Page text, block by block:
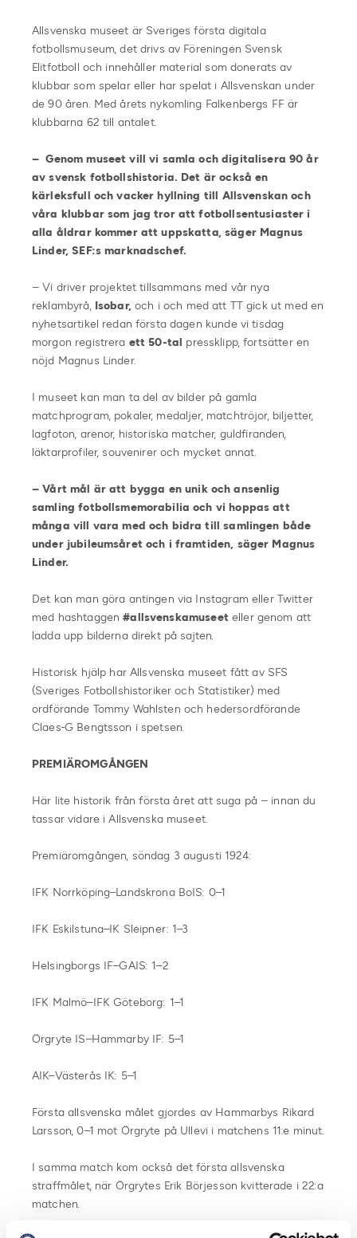
Allsvenska museet är Sveriges första digitala
fotbollsmuseum, det drivs av Föreningen Svensk
Elitfotboll och innehåller material som donerats av
klubbar som spelar eller har spelat i Allsvenskan under
de 90 åren. Med årets nykomling Falkenbergs FF är
klubbarna 62 till antalet.
– Genom museet vill vi samla och digitalisera 90 år
av svensk fotbollshistoria. Det är också en
kärleksfull och vacker hyllning till Allsvenskan och
våra klubbar som jag tror att fotbollsentusiaster i
alla åldrar kommer att uppskatta, säger Magnus
Linder, SEF:s marknadschef.
– Vi driver projektet tillsammans med vår nya
reklambyrå, Isobar,och i och med att TT gick ut med en
nyhetsartikel redan första dagen kunde vi tisdag
morgon registrera ett 50-tal pressklipp, fortsätter en
nöjd Magnus Linder.
I museet kan man ta del av bilder på gamla
matchprogram, pokaler, medaljer, matchtröjor, biljetter,
lagfoton, arenor, historiska matcher, guldfiranden,
läktarprofiler, souvenirer och mycket annat.
– Vårt mål är att bygga en unik och ansenlig
samling fotbollsmemorabilia och vi hoppas att
många vill vara med och bidra till samlingen både
under jubileumsåret och i framtiden, säger Magnus
Linder.
Det kan man göra antingen via Instagram eller Twitter
med hashtaggen#allsvenskamuseeteller genom att
ladda upp bilderna direkt på sajten.
Historisk hjälp har Allsvenska museet fått av SFS
(Sveriges Fotbollshistoriker och Statistiker) med
ordförande Tommy Wahlsten och hedersordförande
Claes-G Bengtsson i spetsen.
PREMIÄROMGÅNGEN
Här lite historik från första året att suga på – innan du
tassar vidare i Allsvenska museet.
Premiäromgången, söndag 3 augusti 1924:
IFK Norrköping–Landskrona BoIS: 0–1
IFK Eskilstuna–IK Sleipner: 1–3
Helsingborgs IF–GAIS: 1–2
IFK Malmö–IFK Göteborg: 1–1
Örgryte IS–Hammarby IF: 5–1
AIK–Västerås IK: 5–1
Första allsvenska målet gjordes av Hammarbys Rikard
Larsson, 0–1 mot Örgryte på Ullevi i matchens 11:e minut.
I samma match kom också det första allsvenska
straffmålet, när Örgrytes Erik Börjesson kvitterade i 22:a
matchen.